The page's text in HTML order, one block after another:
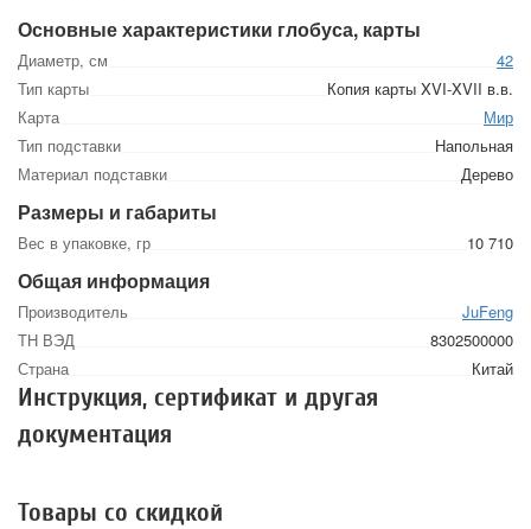
Основные характеристики глобуса, карты
Диаметр, см
42
Тип карты
Копия карты XVI-XVII в.в.
Карта
Мир
Тип подставки
Напольная
Материал подставки
Дерево
Размеры и габариты
Вес в упаковке, гр 10 710
Общая информация
Производитель
JuFeng
ТН ВЭД
8302500000
Страна
Китай
Инструкция, сертификат и другая
документация
Товары со скидкой